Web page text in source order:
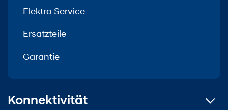
Elektro Service
Ersatzteile
Garantie
Konnektivität